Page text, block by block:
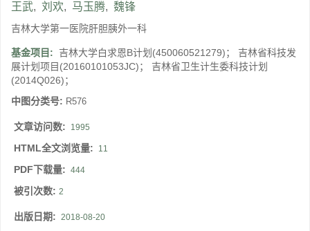
王武, 刘欢, 马玉腾, 魏锋
吉林大学第一医院肝胆胰外一科
基金项目:
吉林大学白求恩B计划(450060521279)； 吉林省科技发
展计划项目(20160101053JC)； 吉林省卫生计生委科技计划
(2014Q026)；
中图分类号: R576
文章访问数: 1995
HTML全文浏览量: 11
PDF下载量: 444
被引次数: 2
出版日期: 2018-08-20